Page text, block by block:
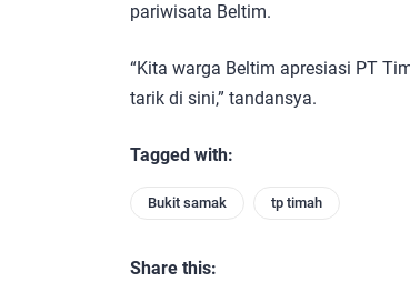
pariwisata Beltim.
“Kita warga Beltim apresiasi PT
tarik di sini,” tandansya.
Tagged with:
Bukit samak tp timah
Share this: